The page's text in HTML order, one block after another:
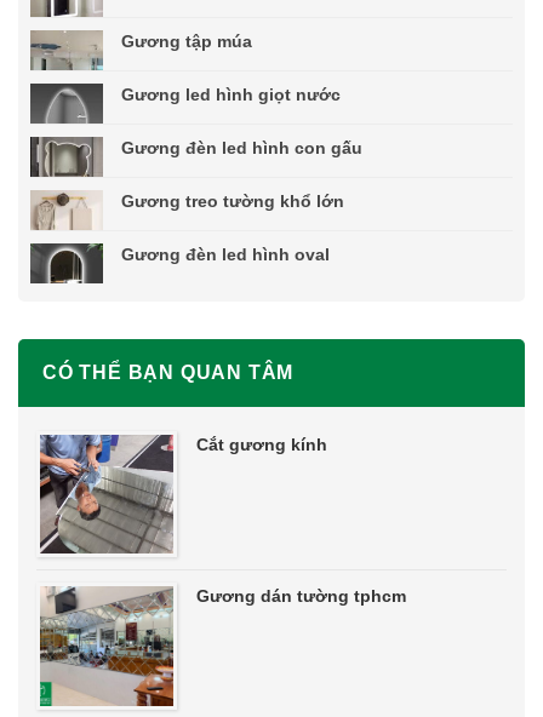
Gương tập múa
Gương led hình giọt nước
Gương đèn led hình con gấu
Gương treo tường khổ lớn
Gương đèn led hình oval
CÓ THỂ BẠN QUAN TÂM
Cắt gương kính
Gương dán tường tphcm